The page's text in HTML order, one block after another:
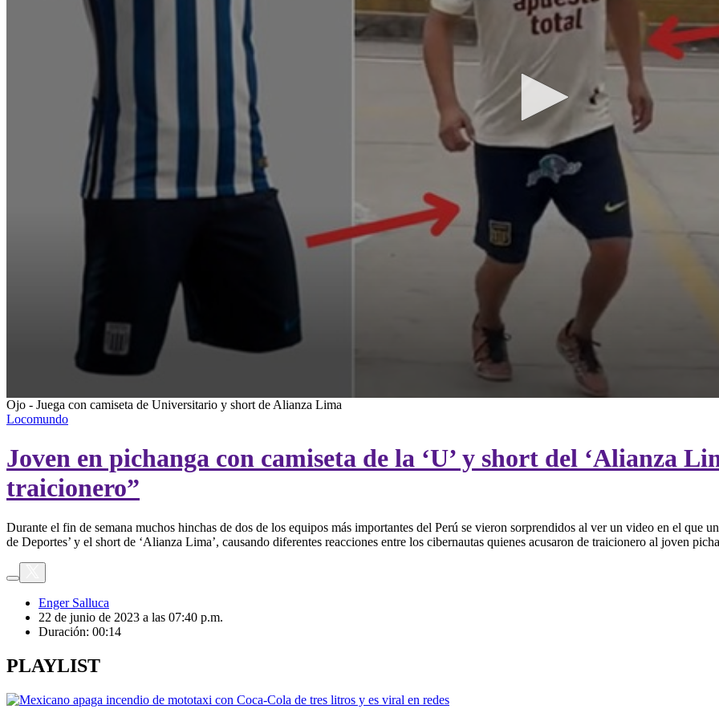
0
seconds
of
secondsVolume
90%
Ojo - Juega con camiseta de Universitario y short de Alianza Lima
Locomundo
Joven en pichanga con camiseta de la ‘U’ y short del ‘Alianza
traicionero”
Durante el fin de semana muchos hinchas de dos de los equipos más importantes del Perú se vieron sorprendidos al ver un video en el que
de Deportes’ y el short de ‘Alianza Lima’, causando diferentes reacciones entre los cibernautas quienes acusaron de traicionero al joven
Enger Salluca
22 de junio de 2023 a las 07:40 p.m.
Duración: 00:14
PLAYLIST